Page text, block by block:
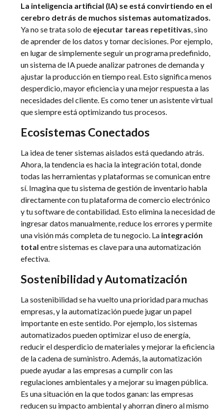
La inteligencia artificial (IA) se está convirtiendo en el
cerebro detrás de muchos sistemas automatizados.
Ya no se trata solo de ejecutar tareas repetitivas , sino
de aprender de los datos y tomar decisiones. Por ejemplo,
en lugar de simplemente seguir un programa predefinido,
un sistema de IA puede analizar patrones de demanda y
ajustar la producción en tiempo real. Esto significa menos
desperdicio, mayor eficiencia y una mejor respuesta a las
necesidades del cliente. Es como tener un asistente virtual
que siempre está optimizando tus procesos.
Ecosistemas Conectados
La idea de tener sistemas aislados está quedando atrás.
Ahora, la tendencia es hacia la integración total, donde
todas las herramientas y plataformas se comunican entre
sí. Imagina que tu sistema de gestión de inventario habla
directamente con tu plataforma de comercio electrónico
y tu software de contabilidad. Esto elimina la necesidad de
ingresar datos manualmente, reduce los errores y permite
una visión más completa de tu negocio. La integración
total entre sistemas es clave para una automatización
efectiva.
Sostenibilidad y Automatización
La sostenibilidad se ha vuelto una prioridad para muchas
empresas, y la automatización puede jugar un papel
importante en este sentido. Por ejemplo, los sistemas
automatizados pueden optimizar el uso de energía,
reducir el desperdicio de materiales y mejorar la eficiencia
de la cadena de suministro. Además, la automatización
puede ayudar a las empresas a cumplir con las
regulaciones ambientales y a mejorar su imagen pública.
Es una situación en la que todos ganan: las empresas
reducen su impacto ambiental y ahorran dinero al mismo